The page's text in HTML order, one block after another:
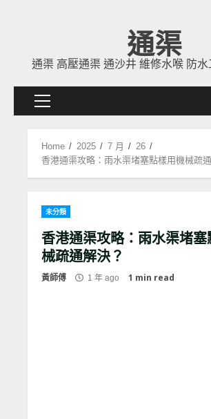
content
通渠
通渠 高壓通渠 通沙井 維修水喉 防
Primary
Home 2025 7 月
26
香港通渠攻略：雨水渠堵塞點樣用機械疏
未分類
香港通渠攻略：雨水渠堵
械疏通解決？
黃師傅 1 年 ago 1 min read